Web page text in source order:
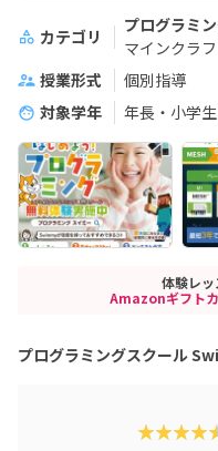
カテゴリ
プログラミ
マインクラ
授業形式
個別指導
対象学年
年長・小学
体験レ
Amazonギフト
プログラミングスクール